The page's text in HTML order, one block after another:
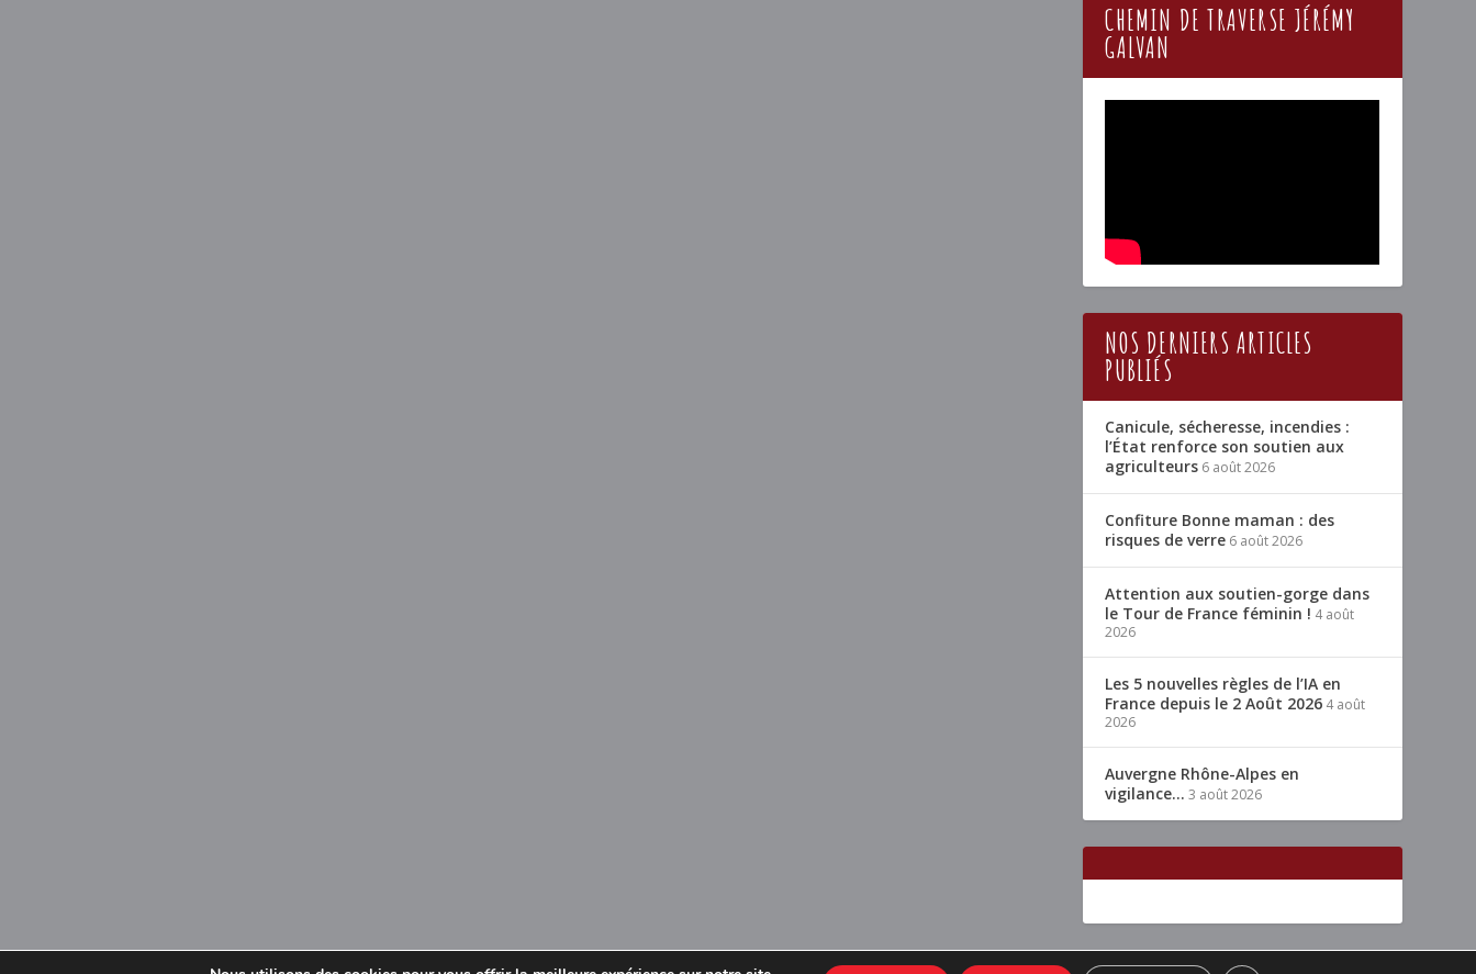
CHEMIN DE TRAVERSE JÉRÉMY
GALVAN
NOS DERNIERS ARTICLES
PUBLIÉS
Canicule, sécheresse, incendies :
l’État renforce son soutien aux
agriculteurs 6 août 2026
Confiture Bonne maman : des
risques de verre 6 août 2026
Attention aux soutien-gorge dans
le Tour de France féminin ! 4 août
2026
Les 5 nouvelles règles de l’IA en
France depuis le 2 Août 2026 4 août
2026
Auvergne Rhône-Alpes en
vigilance… 3 août 2026